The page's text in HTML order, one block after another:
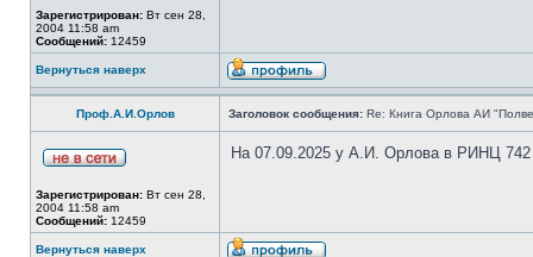
Зарегистрирован: Вт сен 28,
2004 11:58 am
Сообщений: 12459
Вернуться наверх
Проф.А.И.Орлов Заголовок сообщения: Re: Книга Орлова АИ
Зарегистрирован: Вт сен 28,
2004 11:58 am
Сообщений: 12459
На 07.09.2025 у А.И. Орлова в РИНЦ 742
Вернуться наверх